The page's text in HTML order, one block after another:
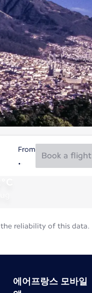
From
Book a flight
the reliability of this data.
에어프랑스 모바일